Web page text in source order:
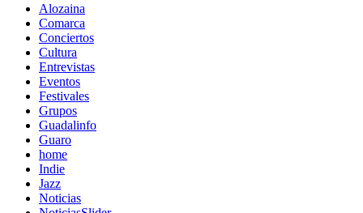
Alozaina
Comarca
Conciertos
Cultura
Entrevistas
Eventos
Festivales
Grupos
Guadalinfo
Guaro
home
Indie
Jazz
Noticias